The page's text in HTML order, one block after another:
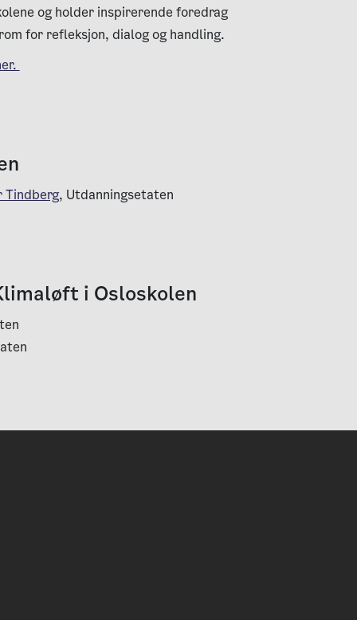
og holder inspirerende foredrag
for refleksjon, dialog og handling.
Tindberg, Utdanningsetaten
i Osloskolen